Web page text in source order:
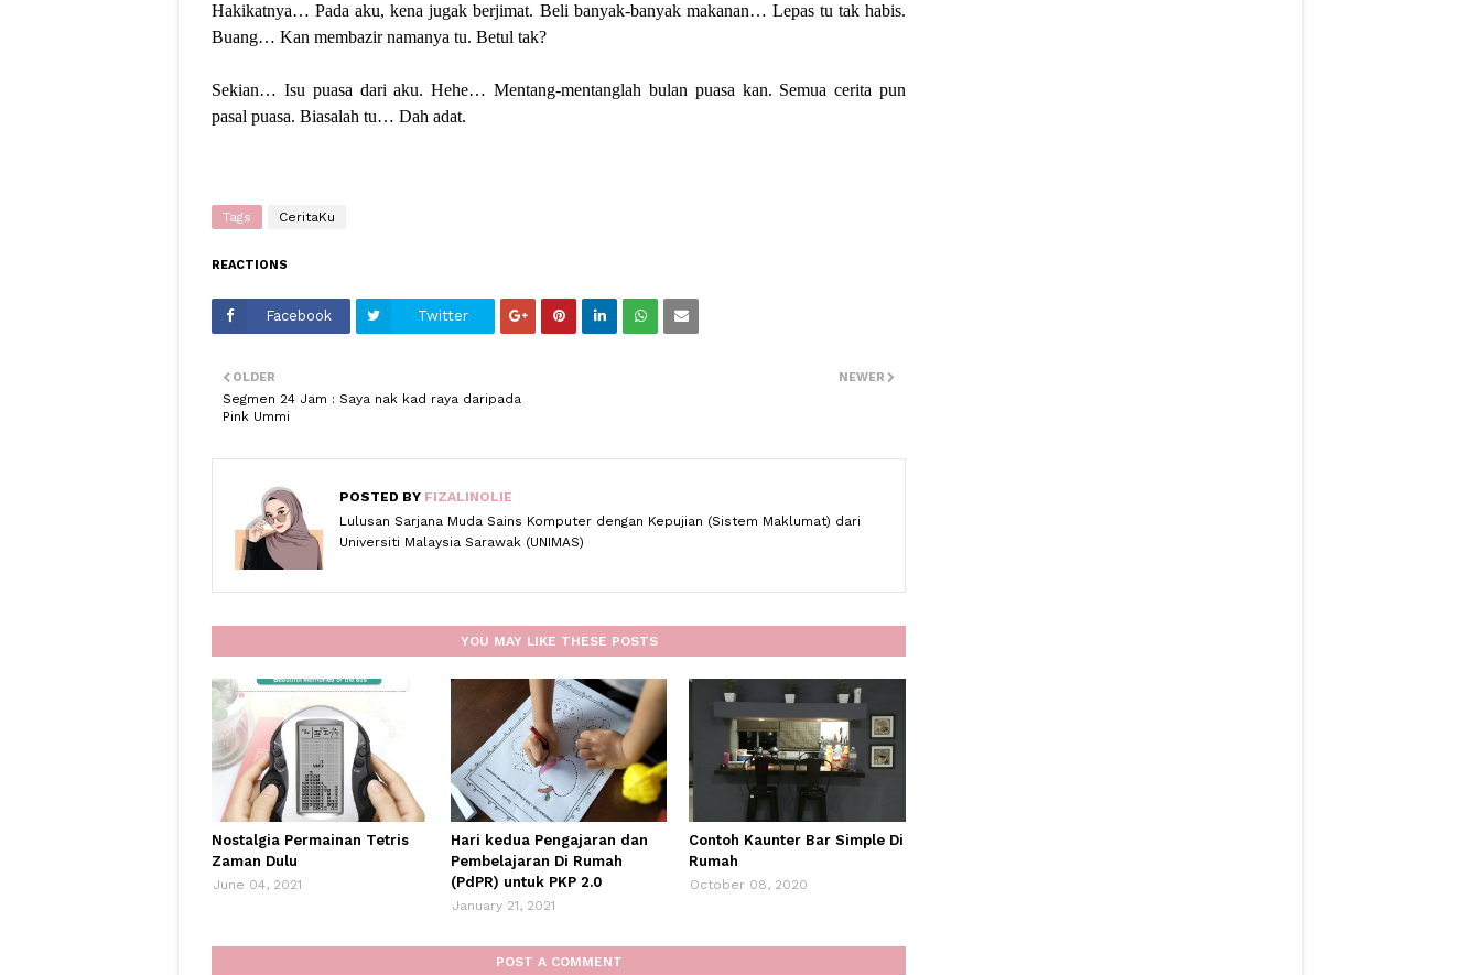
Hakikatnya… Pada aku, kena jugak berjimat. Beli banyak-banyak makanan… Lepas tu tak habis.
Buang… Kan membazir namanya tu. Betul tak?
Sekian… Isu puasa dari aku. Hehe… Mentang-mentanglah bulan puasa kan. Semua cerita pun
pasal puasa. Biasalah tu… Dah adat.
Tags CeritaKu
REACTIONS
Facebook Twitter
NEWER
OLDER
Segmen 24 Jam : Saya nak kad raya daripada
Pink Ummi
POSTED BY FIZALINOLIE
Lulusan Sarjana Muda Sains Komputer dengan Kepujian (Sistem Maklumat) dari
Universiti Malaysia Sarawak (UNIMAS)
YOU MAY LIKE THESE POSTS
Nostalgia Permainan Tetris
Zaman Dulu
June 04, 2021
Hari kedua Pengajaran dan
Pembelajaran Di Rumah
(PdPR) untuk PKP 2.0
January 21, 2021
Contoh Kaunter Bar Simple Di
Rumah
October 08, 2020
POST A COMMENT